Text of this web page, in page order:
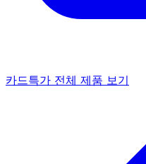
카드특가 전체 제품 보기